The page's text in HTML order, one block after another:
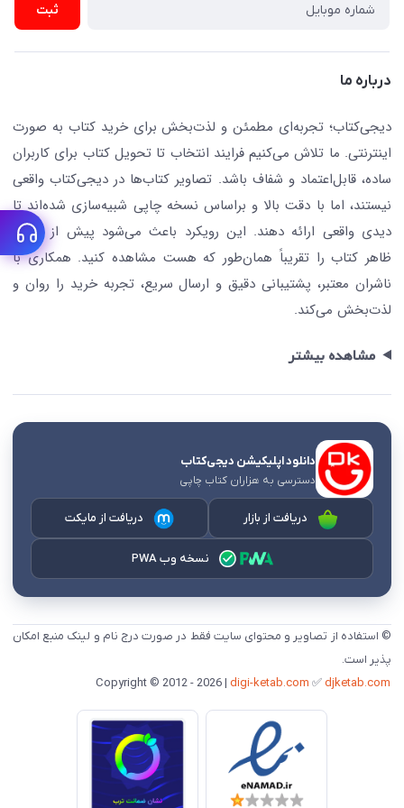
کافه دیجی کتاب
جستجو در سایت
کتابیاب
ارسال تیکت پشتیبانی
ثبت
درباره ما
دیجی‌کتاب؛ تجربه‌ای مطمئن و لذت‌بخش برای خرید کتاب به صورت
اینترنتی. ما تلاش می‌کنیم فرایند انتخاب تا تحویل کتاب برای کاربران
ساده، قابل‌اعتماد و شفاف باشد. تصاویر کتاب‌ها در دیجی‌کتاب واقعی
نیستند، اما با دقت بالا و براساس نسخه چاپی شبیه‌سازی شده‌اند تا
دیدی واقعی ارائه دهند. این رویکرد باعث می‌شود پیش از خرید،
ظاهر کتاب را تقریباً همان‌طور که هست مشاهده کنید. همکاری با
ناشران معتبر، پشتیبانی دقیق و ارسال سریع، تجربه خرید را روان و
لذت‌بخش می‌کند.
مشاهده بیشتر
دانلود اپلیکیشن دیجی‌کتاب
دسترسی به هزاران کتاب چاپی
دریافت از بازار دریافت از مایکت
نسخه وب PWA
© استفاده از تصاویر و محتوای سایت فقط در صورت درج نام و لینک منبع امکان
پذیر است.
digi-ketab.com ✅djketab.com